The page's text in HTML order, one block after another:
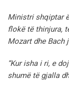
Ministri shqiptar
flokë të thinjura,
Mozart dhe Bach
“Kur isha i ri, e
shumë të gjalla